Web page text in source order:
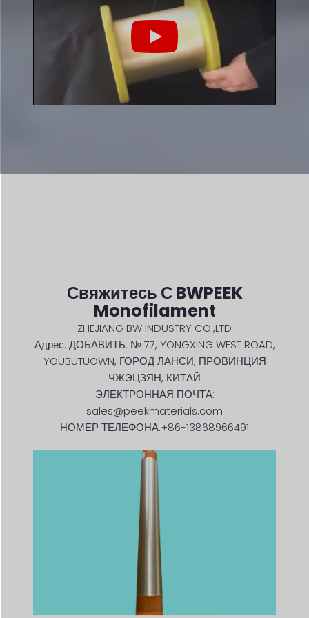
Play
Свяжитесь С BWPEEK
Monofilament
ZHEJIANG BW INDUSTRY CO.,LTD
Адрес: ДОБАВИТЬ: № 77, YONGXING WEST ROAD,
YOUBUTUOWN, ГОРОД ЛАНСИ, ПРОВИНЦИЯ
ЧЖЭЦЗЯН, КИТАЙ
ЭЛЕКТРОННАЯ ПОЧТА:
sales@peekmaterials.com
НОМЕР ТЕЛЕФОНА:+86-13868966491